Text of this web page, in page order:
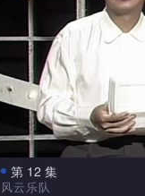
第 12 集
风云乐队